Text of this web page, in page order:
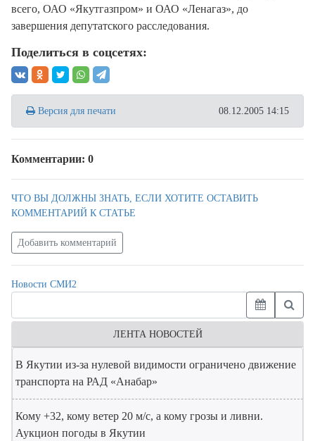
всего, ОАО «Якутгазпром» и ОАО «Ленагаз», до
завершения депутатского расследования.
Поделиться в соцсетях:
Версия для печати 08.12.2005 14:15
Комментарии: 0
ЧТО ВЫ ДОЛЖНЫ ЗНАТЬ, ЕСЛИ ХОТИТЕ ОСТАВИТЬ
КОММЕНТАРИЙ К СТАТЬЕ
Добавить комментарий
Новости СМИ2
ЛЕНТА НОВОСТЕЙ
В Якутии из-за нулевой видимости ограничено движение
транспорта на РАД «Анабар»
Кому +32, кому ветер 20 м/с, а кому грозы и ливни.
Аукцион погоды в Якутии